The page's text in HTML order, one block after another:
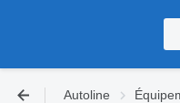
Autoline